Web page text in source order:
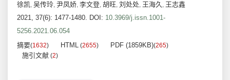
徐凯, 吴传玲, 尹凤娇, 李文登, 胡旺, 刘处处, 王海久 , 王志鑫
2021, 37(6): 1477-1480. DOI: 10.3969/j.issn.1001-
5256.2021.06.054
摘要(1632) HTML (2655) PDF (1859KB)(265)
施引文献 (2)